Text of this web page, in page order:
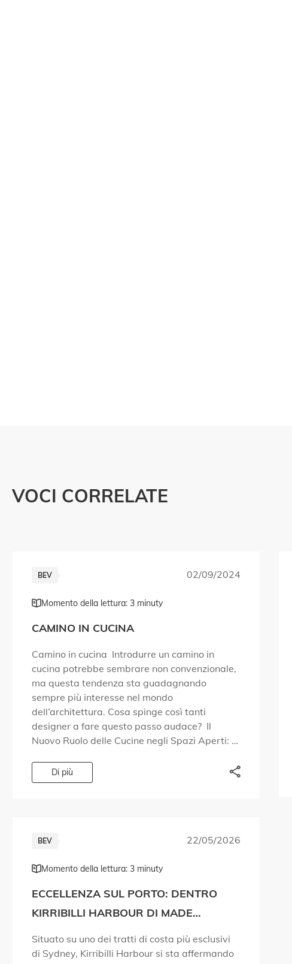
VOCI CORRELATE
BEV 02/09/2024
Momento della lettura: 3 minuty
CAMINO IN CUCINA
Camino in cucina Introdurre un camino in
cucina potrebbe sembrare non convenzionale,
ma questa tendenza sta guadagnando
sempre più interesse nel mondo
dell’architettura. Cosa spinge così tanti
designer a fare questo passo audace? Il
Nuovo Ruolo delle Cucine negli Spazi Aperti:
uno spazio multifunzionale, perfettamente
collegato al soggiorno. […]
Di più
BEV 22/05/2026
Momento della lettura: 3 minuty
ECCELLENZA SUL PORTO: DENTRO
KIRRIBILLI HARBOUR DI MADE
Situato su uno dei tratti di costa più esclusivi
di Sydney, Kirribilli Harbour si sta affermando